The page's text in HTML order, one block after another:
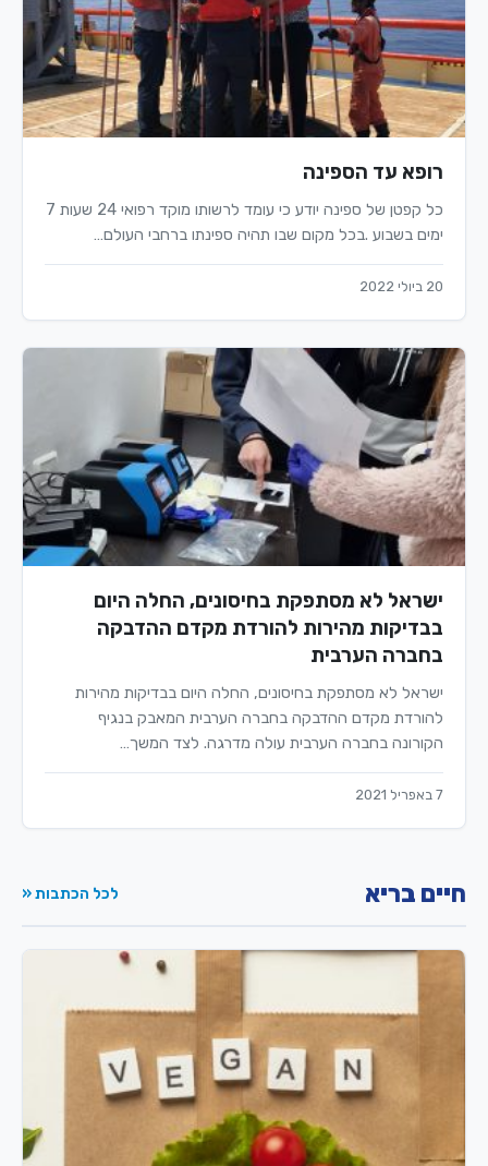
רופא עד הספינה
כל קפטן של ספינה יודע כי עומד לרשותו מוקד רפואי 24 שעות 7
ימים בשבוע .בכל מקום שבו תהיה ספינתו ברחבי העולם…
20 ביולי 2022
ישראל לא מסתפקת בחיסונים, החלה היום
בבדיקות מהירות להורדת מקדם ההדבקה
בחברה הערבית
ישראל לא מסתפקת בחיסונים, החלה היום בבדיקות מהירות
להורדת מקדם ההדבקה בחברה הערבית המאבק בנגיף
הקורונה בחברה הערבית עולה מדרגה. לצד המשך…
7 באפריל 2021
חיים בריא לכל הכתבות «